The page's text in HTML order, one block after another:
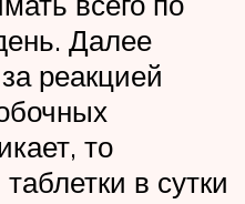
Далее
реакцией
то
в сутки